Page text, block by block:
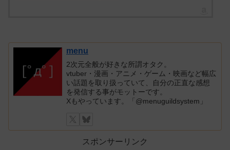
menu
2次元全般が好きな所謂オタク。
vtuber・漫画・アニメ・ゲーム・映画など幅広
い話題を取り扱っていて、自分の正直な感想
を発信する事がモットーです。
Xもやっています。「@menuguildsystem」
スポンサーリンク